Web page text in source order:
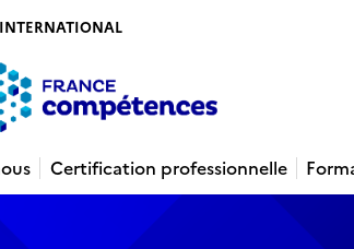
INTERNATIONAL
Certification professionnelle